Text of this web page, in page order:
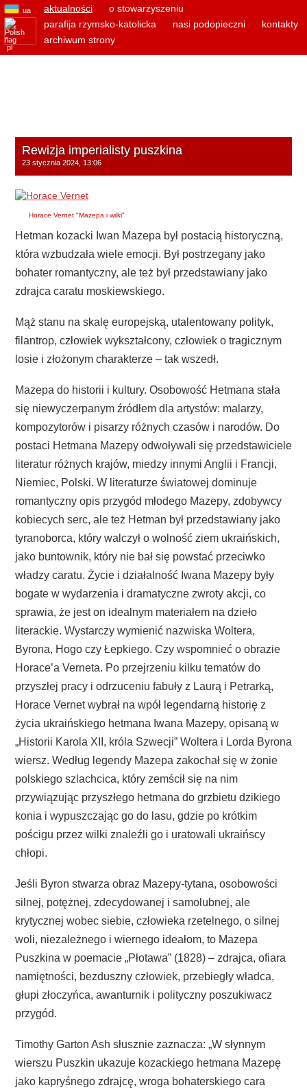
ua
pl
aktualności
o stowarzyszeniu
parafija rzymsko-katolicka
nasi podopieczni
kontakty
archiwum strony
Rewizja imperialisty puszkina
23 stycznia 2024, 13:06
Horace Vernet "Mazepa i wilki"
Hetman kozacki Iwan Mazepa był postacią historyczną,
która wzbudzała wiele emocji. Był postrzegany jako
bohater romantyczny, ale też był przedstawiany jako
zdrajca caratu moskiewskiego.
Mąż stanu na skalę europejską, utalentowany polityk,
filantrop, człowiek wykształcony, człowiek o tragicznym
losie i złożonym charakterze – tak wszedł.
Mazepa do historii i kultury. Osobowość Hetmana stała
się niewyczerpanym źródłem dla artystów: malarzy,
kompozytorów i pisarzy różnych czasów i narodów. Do
postaci Hetmana Mazepy odwoływali się przedstawiciele
literatur różnych krajów, miedzy innymi Anglii i Francji,
Niemiec, Polski. W literaturze światowej dominuje
romantyczny opis przygód młodego Mazepy, zdobywcy
kobiecych serc, ale też Hetman był przedstawiany jako
tyranoborca, który walczył o wolność ziem ukraińskich,
jako buntownik, który nie bał się powstać przeciwko
władzy caratu. Życie i działalność Iwana Mazepy były
bogate w wydarzenia i dramatyczne zwroty akcji, co
sprawia, że jest on idealnym materiałem na dzieło
literackie. Wystarczy wymienić nazwiska Woltera,
Byrona, Hogo czy Łepkiego. Czy wspomnieć o obrazie
Horace’a Verneta. Po przejrzeniu kilku tematów do
przyszłej pracy i odrzuceniu fabuły z Laurą i Petrarką,
Horace Vernet wybrał na wpół legendarną historię z
życia ukraińskiego hetmana Iwana Mazepy, opisaną w
„Historii Karola XII, króla Szwecji” Woltera i Lorda Byrona
wiersz. Według legendy Mazepa zakochał się w żonie
polskiego szlachcica, który zemścił się na nim
przywiązując przyszłego hetmana do grzbietu dzikiego
konia i wypuszczając go do lasu, gdzie po krótkim
pościgu przez wilki znaleźli go i uratowali ukraińscy
chłopi.
Jeśli Byron stwarza obraz Mazepy-tytana, osobowości
silnej, potężnej, zdecydowanej i samolubnej, ale
krytycznej wobec siebie, człowieka rzetelnego, o silnej
woli, niezależnego i wiernego ideałom, to Mazepa
Puszkina w poemacie „Płotawa” (1828) – zdrajca, ofiara
namiętności, bezduszny człowiek, przebiegły władca,
głupi złoczyńca, awanturnik i polityczny poszukiwacz
przygód.
Timothy Garton Ash słusznie zaznacza: „W słynnym
wierszu Puszkin ukazuje kozackiego hetmana Mazepę
jako kapryśnego zdrajcę, wroga bohaterskiego cara